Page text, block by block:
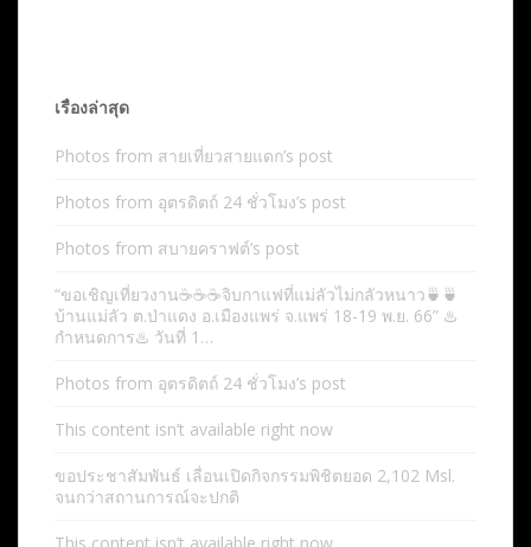
เรื่องล่าสุด
Photos from สายเที่ยวสายแดก’s post
Photos from อุตรดิตถ์ 24 ชั่วโมง’s post
Photos from สบายคราฟต์’s post
“ขอเชิญเที่ยวงาน☕️☕️☕️จิบกาแฟที่แม่ลัวไม่กลัวหนาว🍵🍵
บ้านแม่ลัว ต.ป่าแดง อ.เมืองแพร่ จ.แพร่ 18-19 พ.ย. 66” ♨️
กำหนดการ♨️ วันที่ 1…
Photos from อุตรดิตถ์ 24 ชั่วโมง’s post
This content isn’t available right now
ขอประชาสัมพันธ์ เลื่อนเปิดกิจกรรมพิชิตยอด 2,102 Msl.
จนกว่าสถานการณ์จะปกติ